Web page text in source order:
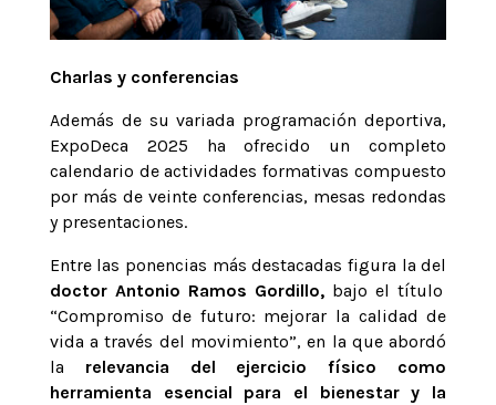
Charlas y conferencias
Además de su variada programación deportiva,
ExpoDeca 2025 ha ofrecido un completo
calendario de actividades formativas compuesto
por más de veinte conferencias, mesas redondas
y presentaciones.
Entre las ponencias más destacadas figura la del
doctor Antonio Ramos Gordillo,bajo el título
“Compromiso de futuro: mejorar la calidad de
vida a través del movimiento”, en la que abordó
la relevancia del ejercicio físico como
herramienta esencial para el bienestar y la